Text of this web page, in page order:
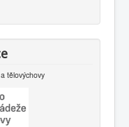
tělovýchovy